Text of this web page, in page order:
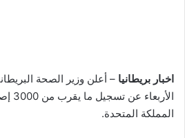
اخبار بريطانيا – أعلن وزير الصحة
المملكة المتحدة.